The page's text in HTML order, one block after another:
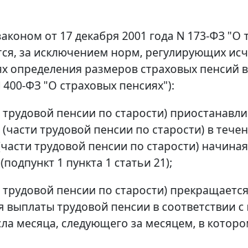
от 17 декабря 2001 года N 173-ФЗ
за исключением норм, регулирующих
размеров страховых
400-ФЗ "О страховых пенсиях"):
пенсии по старости)
трудовой пенсии по старости) в
трудовой пенсии по старости)
1 пункта 1 статьи 21);
пенсии по старости)
трудовой пенсии в соответствии
месяца, следующего за месяцем, в